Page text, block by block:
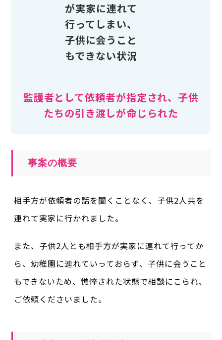
が実家に連れて
行ってしまい、
子供に会うこと
もできない状況
監護者として依頼者が指定され、子供
たちの引き渡しが命じられた
事案の概要
相手方が依頼者の話を聞くことなく、子供2人共を
連れて実家に行かれました。
また、子供2人とも相手方が実家に連れて行ってか
ら、幼稚園に連れていっておらず、子供に会うこと
もできないため、憔悴された状態で相談にこられ、
ご依頼くださいました。